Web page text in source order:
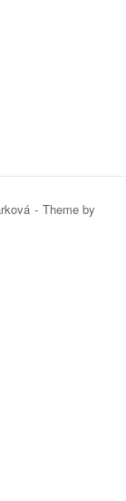
Theme by